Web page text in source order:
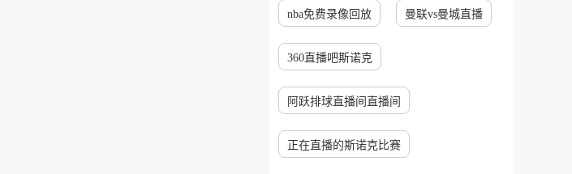
nba免费录像回放 曼联vs曼城直播
360直播吧斯诺克
阿跃排球直播间直播间
正在直播的斯诺克比赛